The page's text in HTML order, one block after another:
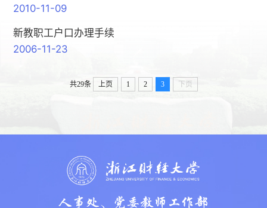
2010-11-09
新教职工户口办理手续
2006-11-23
共29条 上页 1 2 3 下页